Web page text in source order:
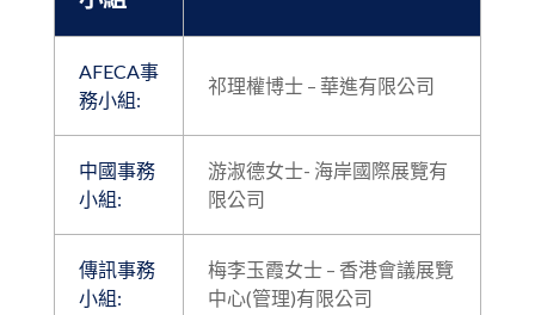
AFECA事
務小組:
祁理權博士 – 華進有限公司
中國事務
小組:
游淑德女士- 海岸國際展覽有
限公司
傳訊事務
小組:
梅李玉霞女士 – 香港會議展覽
中心(管理)有限公司